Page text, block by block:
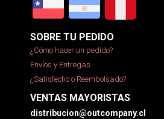
SOBRE TU PEDIDO
¿Cómo hacer un pedido?
Envíos y Entregas
¿Satisfecho o Reembolsado?
VENTAS MAYORISTAS
distribucion@outcompany.cl